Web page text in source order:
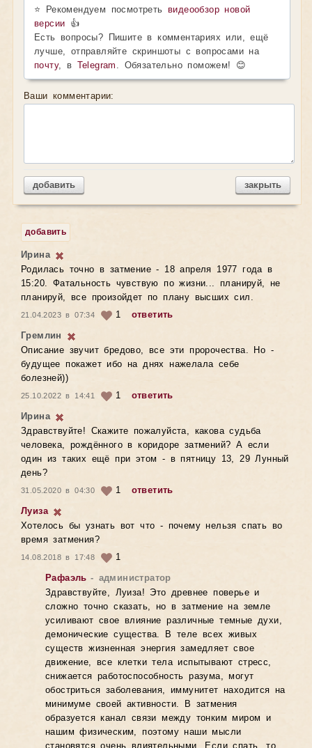
⭐ Рекомендуем посмотретьвидеообзор новой
версии 👍
Есть вопросы? Пишите в комментариях или, ещё
лучше, отправляйте скриншоты с вопросами на
почту, в Telegram . Обязательно поможем! 😊
Ваши комментарии:
добавить закрыть
добавить
Ирина
Родилась точно в затмение - 18 апреля 1977 года в
15:20. Фатальность чувствую по жизни... планируй, не
планируй, все произойдет по плану высших сил.
21.04.2023 в 07:34 1
ответить
Гремлин
Описание звучит бредово, все эти пророчества. Но -
будущее покажет ибо на днях нажелала себе
болезней))
25.10.2022 в 14:41 1
ответить
Ирина
Здравствуйте! Скажите пожалуйста, какова судьба
человека, рождённого в коридоре затмений? А если
один из таких ещё при этом - в пятницу 13, 29 Лунный
день?
31.05.2020 в 04:30 1
ответить
Луиза
Хотелось бы узнать вот что - почему нельзя спать во
время затмения?
14.08.2018 в 17:48
1
Рафаэль - администратор
Здравствуйте, Луиза! Это древнее поверье и
сложно точно сказать, но в затмение на земле
усиливают свое влияние различные темные духи,
демонические существа. В теле всех живых
существ жизненная энергия замедляет свое
движение, все клетки тела испытывают стресс,
снижается работоспособность разума, могут
обостриться заболевания, иммунитет находится на
минимуме своей активности. В затмения
образуется канал связи между тонким миром и
нашим физическим, поэтому наши мысли